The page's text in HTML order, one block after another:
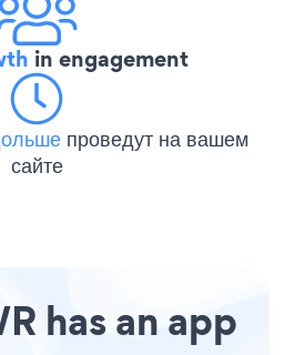
in engagement
проведут на вашем
сайте
has an app